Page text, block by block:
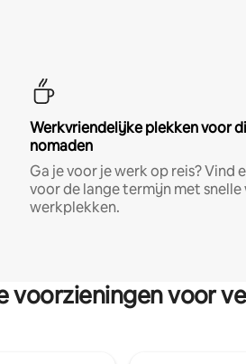
Werkvriendelijke plekken voor
nomaden
Ga je voor je werk op reis? Vind
voor de lange termijn met
werkplekken.
voorzieningen voor